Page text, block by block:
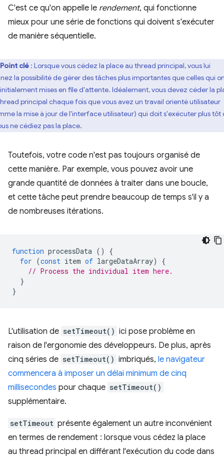
C'est ce qu'on appelle le rendement, qui fonctionne
mieux pour une série de fonctions qui doivent s'exécuter
de manière séquentielle.
Point clé : Lorsque vous cédez la place au thread principal, vous lui
la possibilité de gérer des tâches plus importantes que celles qui
mises en file d'attente. Idéalement, vous devez céder la
principal chaque fois que vous avez un travail orienté utilisateur
la mise à jour de l'interface utilisateur) qui doit s'exécuter plus tôt
ne cédiez pas la place.
Toutefois, votre code n'est pas toujours organisé de
cette manière. Par exemple, vous pouvez avoir une
grande quantité de données à traiter dans une boucle,
et cette tâche peut prendre beaucoup de temps s'il y a
de nombreuses itérations.
function processData ()
{
for (const item of largeDataArray)
{
// Process the individual item here.
}
}
L'utilisation de setTimeout() ici pose problème en
raison de l'ergonomie des développeurs. De plus, après
cinq séries de setTimeout() imbriqués, le navigateur
commencera à imposer un délai minimum de cinq
millisecondes pour chaque setTimeout()
supplémentaire.
setTimeout présente également un autre inconvénient
en termes de rendement : lorsque vous cédez la place
au thread principal en différant l'exécution du code dans